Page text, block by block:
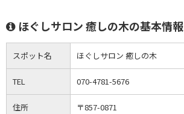
ほぐしサロン 癒しの木の基本情報
スポット名 ほぐしサロン 癒しの木
TEL 070-4781-5676
住所
〒857-0871